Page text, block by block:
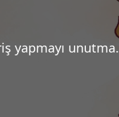
yapmayı unutma.